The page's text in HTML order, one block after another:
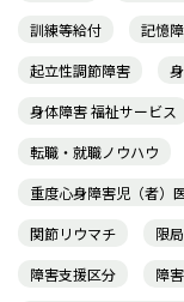
訓練等給付
記憶
起立性調節障害
身体障害 福祉サービス
転職・就職ノウハウ
重度心身障害児（者）
関節リウマチ
限
障害支援区分
障